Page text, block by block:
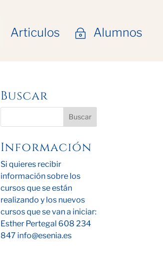
Articulos ~ Alumnos
Buscar
Información
Si quieres recibir
información sobre los
cursos que se están
realizando y los nuevos
cursos que se van a iniciar:
Esther Pertegal 608 234
847 info@esenia.es